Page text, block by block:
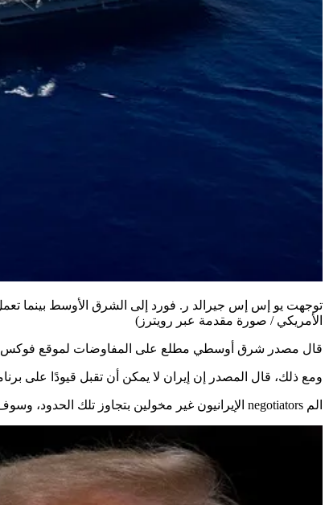
توجهت يو إس إس جيرالد ر. فورد إلى الشرق الأوسط بينما
الأمريكي / صورة مقدمة عبر رويترز)
قال مصدر شرق أوسطي مطلع على المفاوضات لموقع فوكس
ومع ذلك، قال المصدر إن إيران لا يمكن أن تقبل قيودًا على
الم negotiators الإيرانيون غير مخولين بتجاوز تلك الحدود، وسوف ينظر إلى التنازل بشأن الصواريخ داخليًا كأنه خسارة حرب.